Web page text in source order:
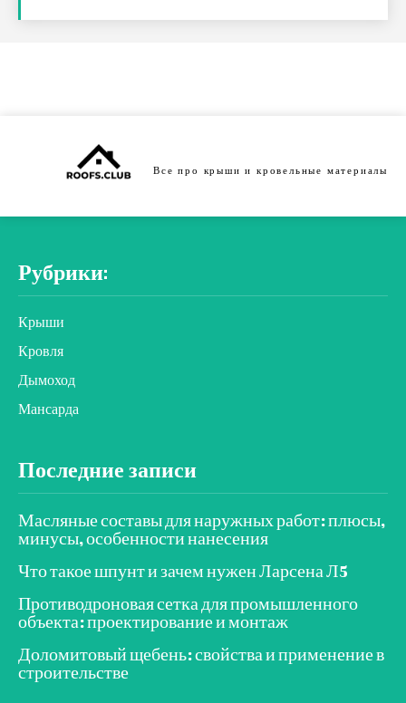
Все про крыши и кровельные материалы
Рубрики:
Крыши
Кровля
Дымоход
Мансарда
Последние записи
Масляные составы для наружных работ: плюсы,
минусы, особенности нанесения
Что такое шпунт и зачем нужен Ларсена Л5
Противодроновая сетка для промышленного
объекта: проектирование и монтаж
Доломитовый щебень: свойства и применение в
строительстве